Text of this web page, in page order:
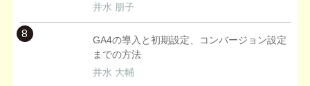
井水 朋子
8
GA4の導入と初期設定、コンバージョン設定
までの方法
井水 大輔